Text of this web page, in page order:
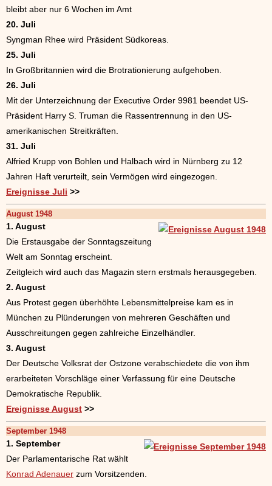
bleibt aber nur 6 Wochen im Amt
20. Juli
Syngman Rhee wird Präsident Südkoreas.
25. Juli
In Großbritannien wird die Brotrationierung aufgehoben.
26. Juli
Mit der Unterzeichnung der Executive Order 9981 beendet US-
Präsident Harry S. Truman die Rassentrennung in den US-
amerikanischen Streitkräften.
31. Juli
Alfried Krupp von Bohlen und Halbach wird in Nürnberg zu 12
Jahren Haft verurteilt, sein Vermögen wird eingezogen.
Ereignisse Juli >>
August 1948
1. August
Die Erstausgabe der Sonntagszeitung
Welt am Sonntag erscheint.
Zeitgleich wird auch das Magazin stern erstmals herausgegeben.
2. August
Aus Protest gegen überhöhte Lebensmittelpreise kam es in
München zu Plünderungen von mehreren Geschäften und
Ausschreitungen gegen zahlreiche Einzelhändler.
3. August
Der Deutsche Volksrat der Ostzone verabschiedete die von ihm
erarbeiteten Vorschläge einer Verfassung für eine Deutsche
Demokratische Republik.
Ereignisse August >>
September 1948
1. September
Der Parlamentarische Rat wählt
Konrad Adenauer zum Vorsitzenden.